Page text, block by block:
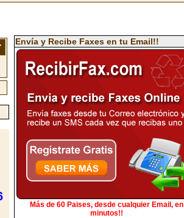
Envía y Recibe Faxes en tu Email!!
Más de 60 Paises, desde cualquier Email, en
minutos!!